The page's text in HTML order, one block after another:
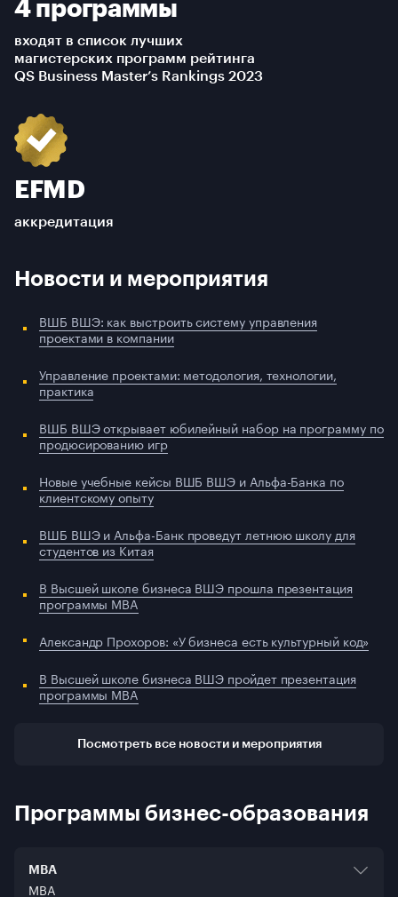
4 программы
входят в список лучших
магистерских программ рейтинга
QS Business Master’s Rankings 2023
EFMD
аккредитация
Новости и мероприятия
ВШБ ВШЭ: как выстроить систему управления
проектами в компании
Управление проектами: методология, технологии,
практика
ВШБ ВШЭ открывает юбилейный набор на программу по
продюсированию игр
Новые учебные кейсы ВШБ ВШЭ и Альфа-Банка по
клиентскому опыту
ВШБ ВШЭ и Альфа-Банк проведут летнюю школу для
студентов из Китая
В Высшей школе бизнеса ВШЭ прошла презентация
программы MBA
Александр Прохоров: «У бизнеса есть культурный код»
В Высшей школе бизнеса ВШЭ пройдет презентация
программы MBA
Посмотреть все новости и мероприятия
Программы бизнес-образования
MBA
MBA